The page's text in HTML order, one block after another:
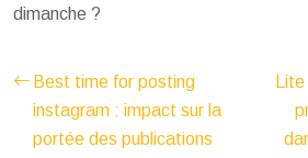
dimanche ?
Best time for posting
instagram : impact sur la
portée des publications